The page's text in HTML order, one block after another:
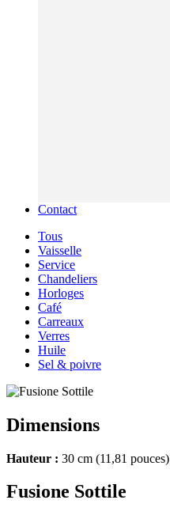
Contact
Tous
Vaisselle
Service
Chandeliers
Horloges
Café
Carreaux
Verres
Huile
Sel & poivre
Dimensions
Hauteur : 30 cm (11,81 pouces)
Fusione Sottile